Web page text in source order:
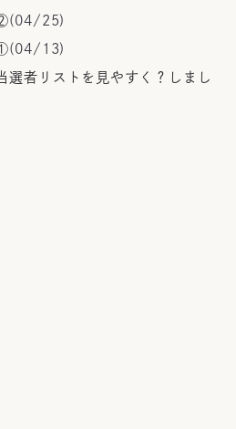
(04/25)
(04/13)
選者リストを見やすく？しまし